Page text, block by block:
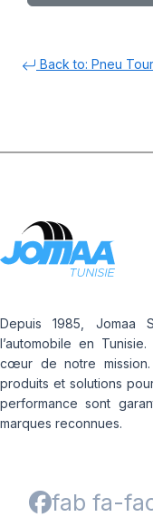
Back to: Pneu
Depuis 1985,
l’automobile en
cœur de notre
produits et solutions
performance sont
marques reconnues.
fab fa-